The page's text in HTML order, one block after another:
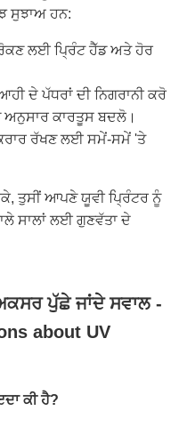
ਸੁਝਾਅ ਹਨ:
ਲਈ ਪ੍ਰਿੰਟ ਹੈੱਡ ਅਤੇ ਹੋਰ
ਦੇ ਪੱਧਰਾਂ ਦੀ ਨਿਗਰਾਨੀ ਕਰੋ
ਕਾਰਤੂਸ ਬਦਲੋ।
ਰੱਖਣ ਲਈ ਸਮੇਂ-ਸਮੇਂ 'ਤੇ
ਤੁਸੀਂ ਆਪਣੇ ਯੂਵੀ ਪ੍ਰਿੰਟਰ ਨੂੰ
ਸਾਲਾਂ ਲਈ ਗੁਣਵੱਤਾ ਦੇ
ਪੁੱਛੇ ਜਾਂਦੇ ਸਵਾਲ -
about UV
ਕੀ ਹੈ?